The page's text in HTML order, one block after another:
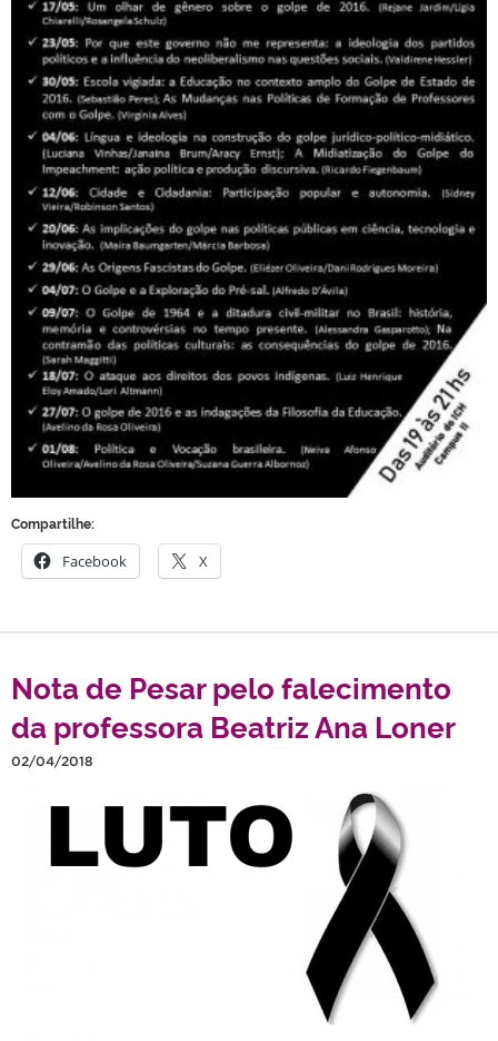
Compartilhe:
Facebook X
Nota de Pesar pelo falecimento
da professora Beatriz Ana Loner
02/04/2018